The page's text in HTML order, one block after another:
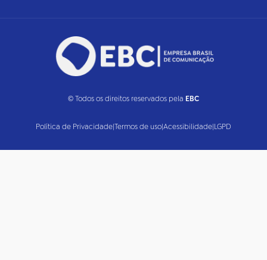
© Todos os direitos reservados pela EBC
Política de Privacidade|Termos de uso|Acessibilidade|LGPD